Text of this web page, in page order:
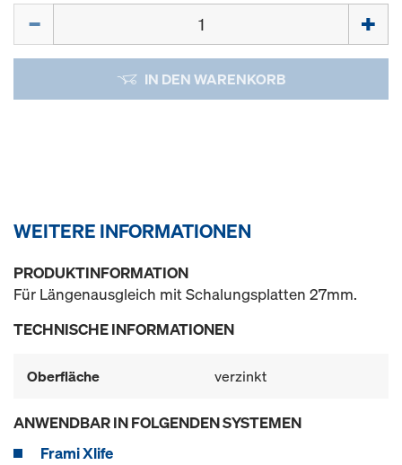
IN DEN WARENKORB
WEITERE INFORMATIONEN
PRODUKTINFORMATION
Für Längenausgleich mit Schalungsplatten 27mm.
TECHNISCHE INFORMATIONEN
Oberfläche verzinkt
ANWENDBAR IN FOLGENDEN SYSTEMEN
Frami Xlife